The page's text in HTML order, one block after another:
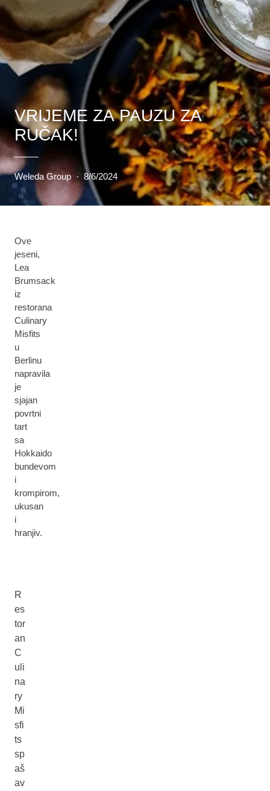
VRIJEME ZA PAUZU ZA
RUČAK!
Weleda Group · 8/6/2024
Ove
jeseni,
Lea
Brumsack
iz
restorana
Culinary
Misfits
u
Berlinu
napravila
je
sjajan
povrtni
tart
sa
Hokkaido
bundevom
i
krompirom,
ukusan
i
hranjiv.
R
es
tor
an
C
uli
na
ry
Mi
sfi
ts
sp
aš
av